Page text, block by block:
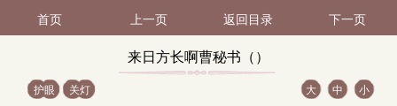
首页 上一页 返回目录 下一页
来日方长啊曹秘书（）
护眼 关灯 大 中 小